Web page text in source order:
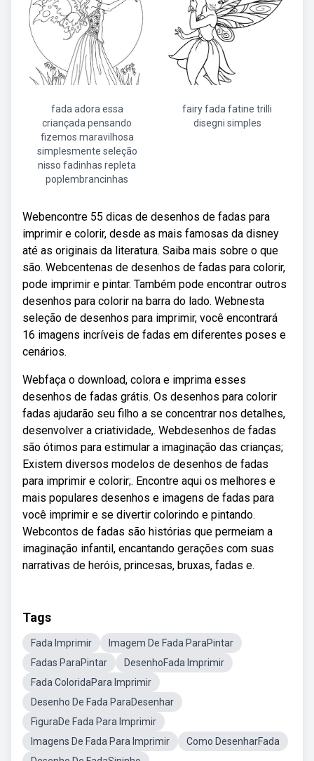
fada adora essa
criançada pensando
fizemos maravilhosa
simplesmente seleção
nisso fadinhas repleta
poplembrancinhas
fairy fada fatine trilli
disegni simples
Webencontre 55 dicas de desenhos de fadas para
imprimir e colorir, desde as mais famosas da disney
até as originais da literatura. Saiba mais sobre o que
são. Webcentenas de desenhos de fadas para colorir,
pode imprimir e pintar. Também pode encontrar outros
desenhos para colorir na barra do lado. Webnesta
seleção de desenhos para imprimir, você encontrará
16 imagens incríveis de fadas em diferentes poses e
cenários.
Webfaça o download, colora e imprima esses
desenhos de fadas grátis. Os desenhos para colorir
fadas ajudarão seu filho a se concentrar nos detalhes,
desenvolver a criatividade,. Webdesenhos de fadas
são ótimos para estimular a imaginação das crianças;
Existem diversos modelos de desenhos de fadas
para imprimir e colorir;. Encontre aqui os melhores e
mais populares desenhos e imagens de fadas para
você imprimir e se divertir colorindo e pintando.
Webcontos de fadas são histórias que permeiam a
imaginação infantil, encantando gerações com suas
narrativas de heróis, princesas, bruxas, fadas e.
Tags
Fada Imprimir
Imagem De Fada ParaPintar
Fadas ParaPintar
DesenhoFada Imprimir
Fada ColoridaPara Imprimir
Desenho De Fada ParaDesenhar
FiguraDe Fada Para Imprimir
Imagens De Fada Para Imprimir
Como DesenharFada